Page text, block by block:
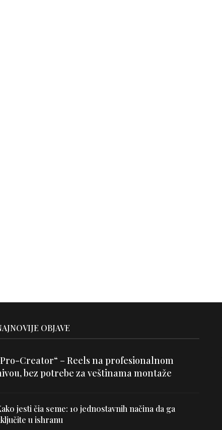
OBJAVE
Creator“ – Reels na profesionalnom
bez potrebe za veštinama montaže
jesti čia seme: 10 jednostavnih načina da ga
u ishranu